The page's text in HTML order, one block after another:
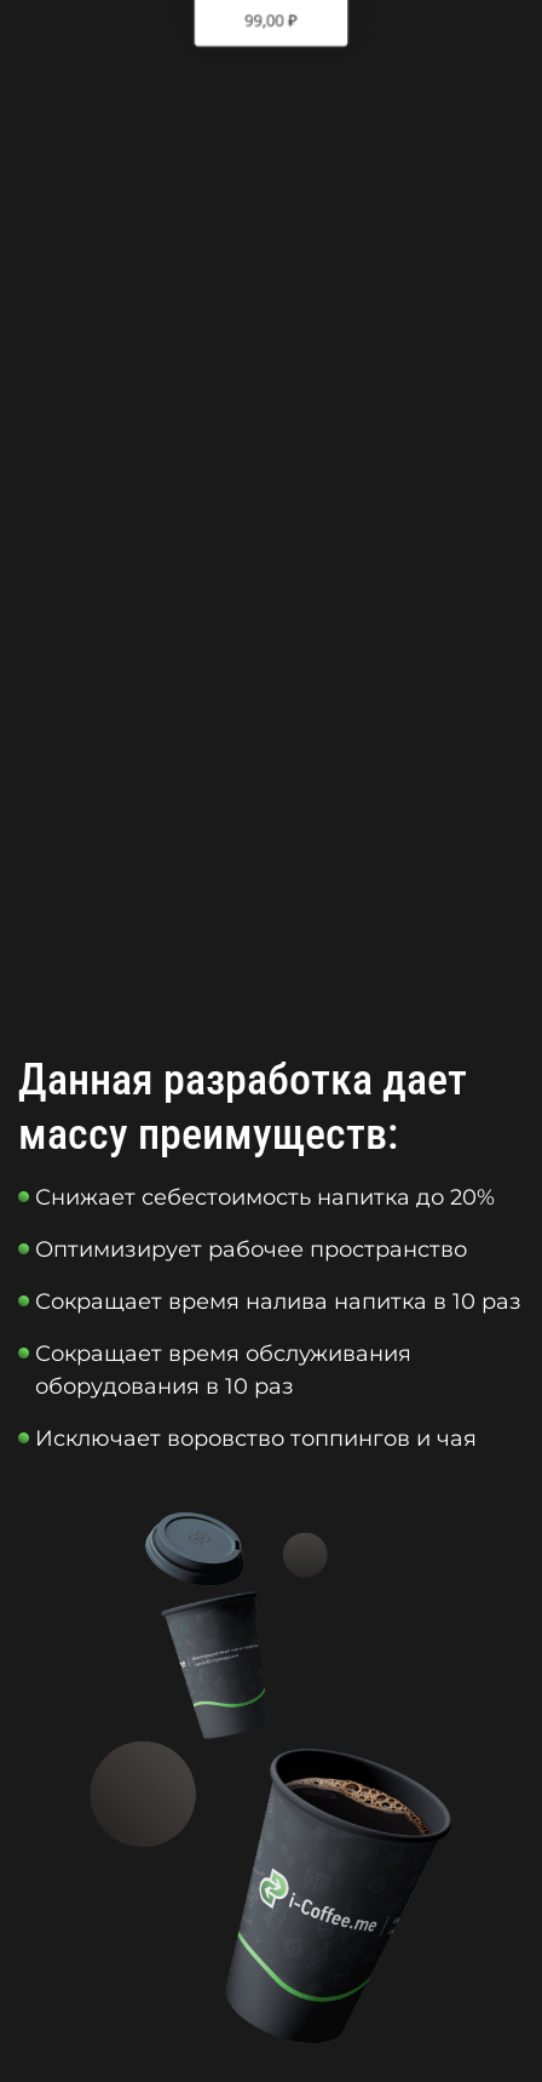
Данная разработка дает
массу преимуществ:
Снижает себестоимость напитка до 20%
Оптимизирует рабочее пространство
Сокращает время налива напитка в 10 раз
Сокращает время обслуживания
оборудования в 10 раз
Исключает воровство топпингов и чая